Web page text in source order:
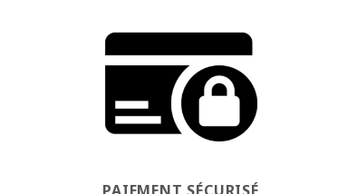
variations.
Les
options
peuvent
choisies
PAIEMENT SÉCURISÉ